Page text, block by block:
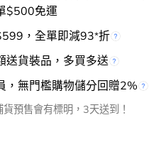
$500免運
，全單即減93*折
送貨裝品，多買多送
，無門檻購物儲分回贈2%
預售會有標明，3天送到！